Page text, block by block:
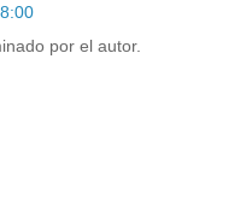
por el autor.